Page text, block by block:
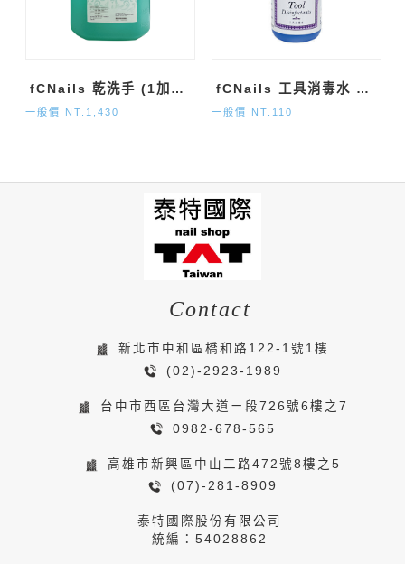
fCNails 乾洗手 (1加侖)
一般價 NT.1,430
fCNails 工具消毒水 (120ml)
一般價 NT.110
Contact
新北市中和區橋和路122-1號1樓
(02)-2923-1989
台中市西區台灣大道ㄧ段726號6樓之7
0982-678-565
高雄市新興區中山二路472號8樓之5
(07)-281-8909
泰特國際股份有限公司
統編：54028862